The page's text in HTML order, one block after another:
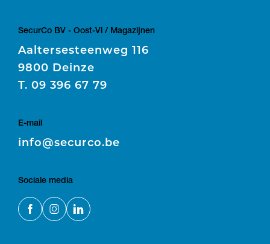
SecurCo BV - Oost-Vl / Magazijnen
Aaltersesteenweg 116
9800 Deinze
T. 09 396 67 79
E-mail
E
info@securco.be
Sociale media